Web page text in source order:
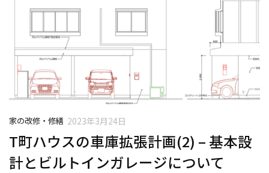
家の改修・修繕 2023年3月24日
T町ハウスの車庫拡張計画(2) – 基本設
計とビルトインガレージについて